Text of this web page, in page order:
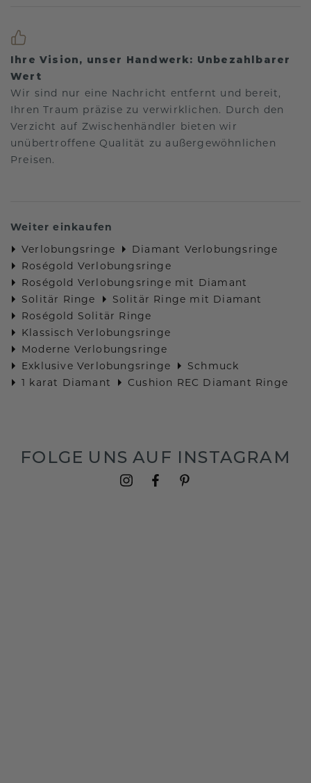
Ihre Vision, unser Handwerk: Unbezahlbarer
Wert
Wir sind nur eine Nachricht entfernt und bereit,
Ihren Traum präzise zu verwirklichen. Durch den
Verzicht auf Zwischenhändler bieten wir
unübertroffene Qualität zu außergewöhnlichen
Preisen.
Weiter einkaufen
Verlobungsringe
Diamant Verlobungsringe
Roségold Verlobungsringe
Roségold Verlobungsringe mit Diamant
Solitär Ringe
Solitär Ringe mit Diamant
Roségold Solitär Ringe
Klassisch Verlobungsringe
Moderne Verlobungsringe
Exklusive Verlobungsringe
Schmuck
1 karat Diamant
Cushion REC Diamant Ringe
FOLGE UNS AUF INSTAGRAM